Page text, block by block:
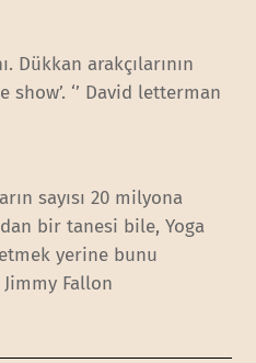
Dükkan arakçılarının
‘’ David letterman
sayısı 20 milyona
bir tanesi bile, Yoga
yerine bunu
Jimmy Fallon